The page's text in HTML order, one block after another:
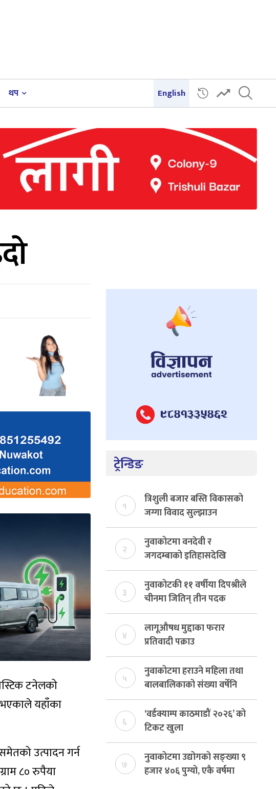
थप English
टनेलको
यहाँका
उत्पादन गर्न
८० रुपैया
ट्रेन्डिङ
१
त्रिशुली बजार बस्ति विकासको
जग्गा विवाद सुल्झाउन
संयोजक तोकियो
२
नुवाकोटमा वनदेवी र
जगदम्बाको इतिहासदेखि
शिवालय सिनेप्लेक्ससम्मको
यात्रा
३
नुवाकोटकी ११ वर्षीया दिपश्रीले
चीनमा जितिन् तीन पदक
४
लागूऔषध मुद्दाका फरार
प्रतिवादी पक्राउ
५
नुवाकोटमा हराउने महिला तथा
बालबालिकाको संख्या वर्षेनि
बढ्दो, ३ वर्षमा ४२७ जनाको
उद्धार
६
‘वर्डक्याम्प काठमाडौं २०२६’ को
टिकट खुला
७
नुवाकोटमा उद्योगको सङ्ख्या ९
हजार ४०६ पुग्यो, एकै वर्षमा